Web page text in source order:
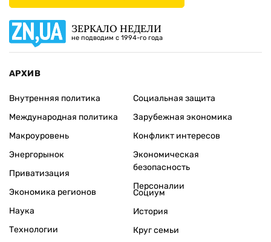
ЗЕРКАЛО НЕДЕЛИ
не подводим с 1994-го года
АРХИВ
Внутренняя политика
Международная политика
Макроуровень
Энергорынок
Приватизация
Экономика регионов
Социальная защита
Зарубежная экономика
Конфликт интересов
Экономическая
безопасность
Персоналии
Наука
Технологии
Социум
История
Круг семьи